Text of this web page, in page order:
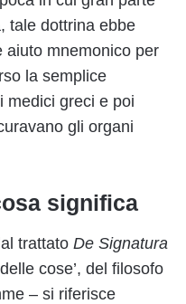
tale dottrina ebbe
aiuto mnemonico per
la semplice
medici greci e poi
gli organi
significa
trattato De Signatura
cose’, del filosofo
– si riferisce